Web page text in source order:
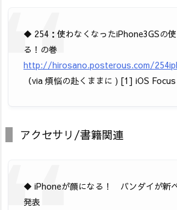
◆ 254：使わなくなったiPhone3GSの
る！の巻
http://hirosano.posterous.com/
（via 煩悩の赴くままに ) [1] iOS Focus
アクセサリ/書籍関連
◆ iPhoneが顔になる！ バンダイが新
発表